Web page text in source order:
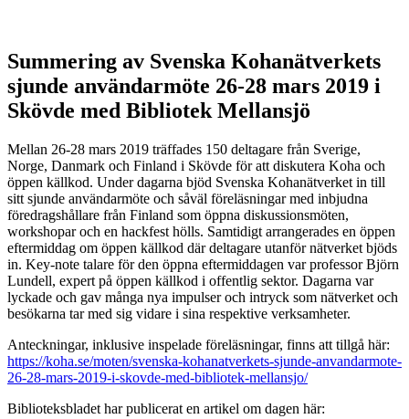
Summering av Svenska Kohanätverkets
sjunde användarmöte 26-28 mars 2019 i
Skövde med Bibliotek Mellansjö
Mellan 26-28 mars 2019 träffades 150 deltagare från Sverige,
Norge, Danmark och Finland i Skövde för att diskutera Koha och
öppen källkod. Under dagarna bjöd Svenska Kohanätverket in till
sitt sjunde användarmöte och såväl föreläsningar med inbjudna
föredragshållare från Finland som öppna diskussionsmöten,
workshopar och en hackfest hölls. Samtidigt arrangerades en öppen
eftermiddag om öppen källkod där deltagare utanför nätverket bjöds
in. Key-note talare för den öppna eftermiddagen var professor Björn
Lundell, expert på öppen källkod i offentlig sektor. Dagarna var
lyckade och gav många nya impulser och intryck som nätverket och
besökarna tar med sig vidare i sina respektive verksamheter.
Anteckningar, inklusive inspelade föreläsningar, finns att tillgå här:
https://koha.se/moten/svenska-kohanatverkets-sjunde-anvandarmote-
26-28-mars-2019-i-skovde-med-bibliotek-mellansjo/
Biblioteksbladet har publicerat en artikel om dagen här: